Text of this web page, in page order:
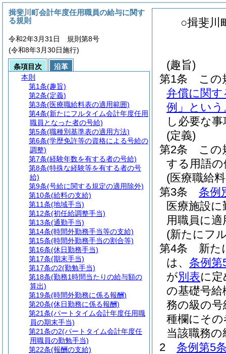
○揖斐川
(趣旨)
第1条
この
弁償に関す
例」という
し必要な
(定義)
第2条
この
する用語
(医療職給
第3条
条例
医療施設
用職員に
(新たにフ
第4条
新た
は、 条例第
が別表に
の基礎号
務の級の
種欄にそ
当該職務
2
条例第5
揖斐川町会計年度任用職員の給与に関す
る規則
令和2年3月31日 規則第8号
(令和8年3月30日施行)
条項目次
沿革
本則
第1条(趣旨)
第2条(定義)
第3条(医療職給料表の適用範囲)
第4条(新たにフルタイム会計年度任用
職員となった者の号給)
第5条(職種別基準表の適用方法)
第6条(学歴免許等の資格による号給の
調整)
第7条(経験年数を有する者の号給)
第8条(特殊な経験等を有する者の号
給)
第9条(号給に関する規定の適用除外)
第10条(給料の支給)
第11条(地域手当)
第12条(初任給調整手当)
第13条(通勤手当)
第14条(時間外勤務手当等の支給)
第15条(時間外勤務手当の割合等)
第16条(休日勤務手当)
第17条(期末手当)
第17条の2(勤勉手当)
第18条(勤務1時間当たりの給与額の
算出)
第19条(時間外勤務に係る報酬)
第20条(休日勤務に係る報酬)
第21条(パートタイム会計年度任用職
員の期末手当)
第21条の2(パートタイム会計年度任
用職員の勤勉手当)
第22条(報酬の支給)